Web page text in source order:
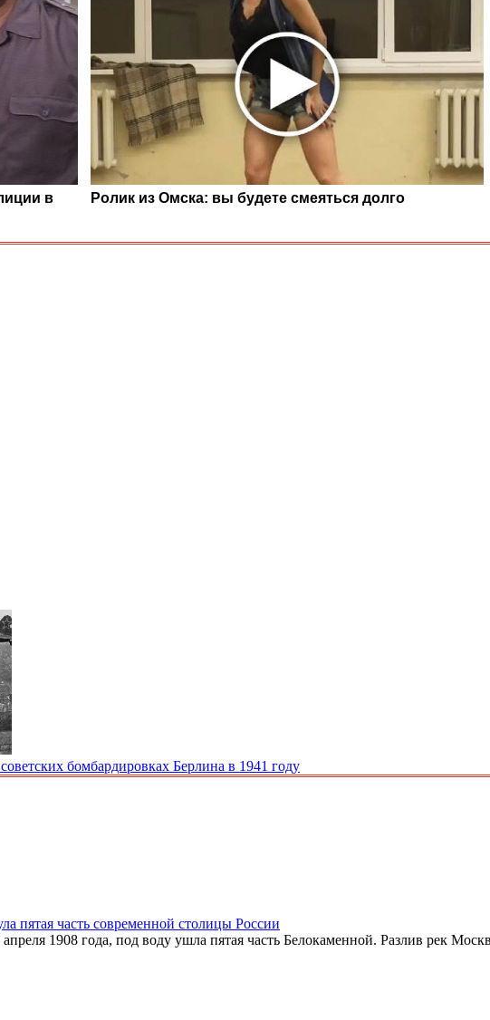
в
Ролик из Омска: вы будете смеяться долго
бомбардировках Берлина в 1941 году
пятая часть современной столицы России
1908 года, под воду ушла пятая часть Белокаменной. Разлив рек